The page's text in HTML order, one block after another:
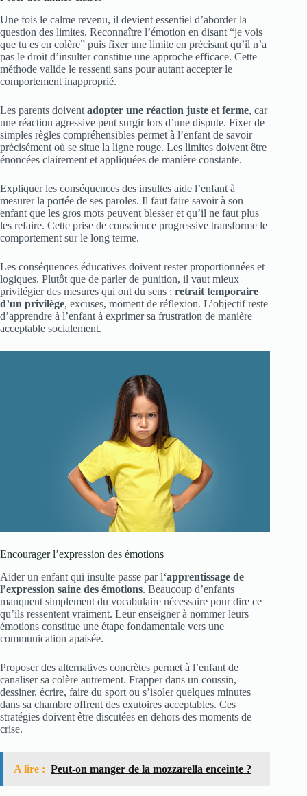
Une fois le calme revenu, il devient essentiel d’aborder la
question des limites. Reconnaître l’émotion en disant “je vois
que tu es en colère” puis fixer une limite en précisant qu’il n’a
pas le droit d’insulter constitue une approche efficace. Cette
méthode valide le ressenti sans pour autant accepter le
comportement inapproprié.
Les parents doivent adopter une réaction juste et ferme, car
une réaction agressive peut surgir lors d’une dispute. Fixer de
simples règles compréhensibles permet à l’enfant de savoir
précisément où se situe la ligne rouge. Les limites doivent être
énoncées clairement et appliquées de manière constante.
Expliquer les conséquences des insultes aide l’enfant à
mesurer la portée de ses paroles. Il faut faire savoir à son
enfant que les gros mots peuvent blesser et qu’il ne faut plus
les refaire. Cette prise de conscience progressive transforme le
comportement sur le long terme.
Les conséquences éducatives doivent rester proportionnées et
logiques. Plutôt que de parler de punition, il vaut mieux
privilégier des mesures qui ont du sens : retrait temporaire
d’un privilège, excuses, moment de réflexion. L’objectif reste
d’apprendre à l’enfant à exprimer sa frustration de manière
acceptable socialement.
Encourager l’expression des émotions
Aider un enfant qui insulte passe par l‘apprentissage de
l’expression saine des émotions. Beaucoup d’enfants
manquent simplement du vocabulaire nécessaire pour dire ce
qu’ils ressentent vraiment. Leur enseigner à nommer leurs
émotions constitue une étape fondamentale vers une
communication apaisée.
Proposer des alternatives concrètes permet à l’enfant de
canaliser sa colère autrement. Frapper dans un coussin,
dessiner, écrire, faire du sport ou s’isoler quelques minutes
dans sa chambre offrent des exutoires acceptables. Ces
stratégies doivent être discutées en dehors des moments de
crise.
A lire : Peut-on manger de la mozzarella enceinte ?